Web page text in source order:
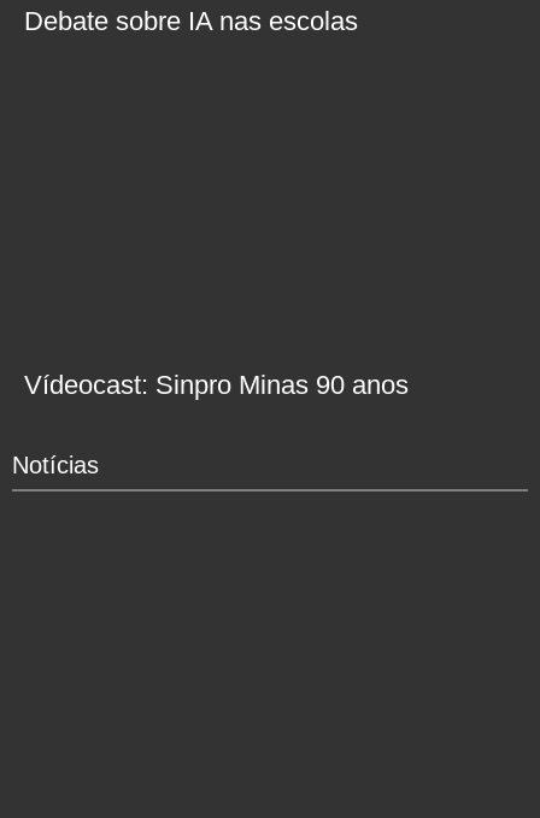
Debate sobre IA nas escolas
Vídeocast: Sinpro Minas 90 anos
Notícias